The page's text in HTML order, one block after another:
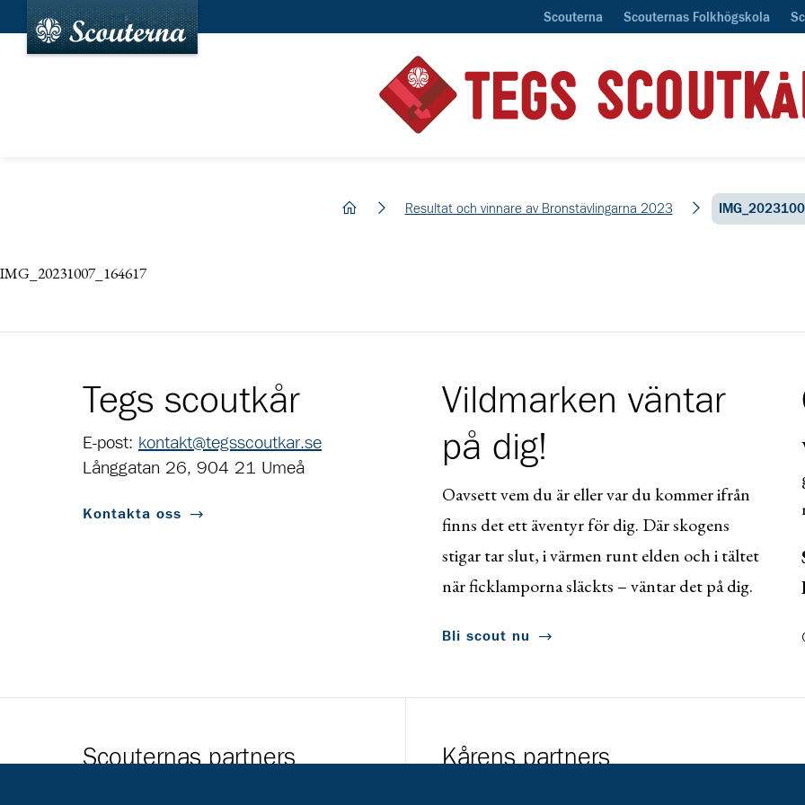
Scouterna Scouternas Folkhögskola
hem Resultat och vinnare av Bronstävlingarna 2023
IMG_20231007_164617
Tegs scoutkår
E-post: kontakt@tegsscoutkar.se
Långgatan 26, 904 21 Umeå
Kontakta oss
Vildmarken väntar
på dig!
Oavsett vem du är eller var du kommer ifrån
finns det ett äventyr för dig. Där skogens
stigar tar slut, i värmen runt elden och i tältet
när ficklamporna släckts – väntar det på dig.
Bli scout nu
Scouternas partners Kårens partners